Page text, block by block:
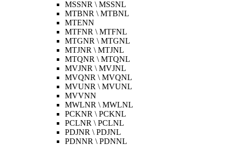
MSSNR \ MSSNL
MTBNR \ MTBNL
MTENN
MTFNR \ MTFNL
MTGNR \ MTGNL
MTJNR \ MTJNL
MTQNR \ MTQNL
MVJNR \ MVJNL
MVQNR \ MVQNL
MVUNR \ MVUNL
MVVNN
MWLNR \ MWLNL
PCKNR \ PCKNL
PCLNR \ PCLNL
PDJNR \ PDJNL
PDNNR \ PDNNL